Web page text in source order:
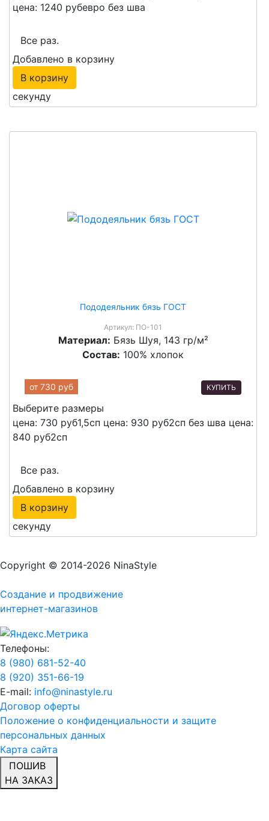
цена: 1240 рубевро без шва
Все раз.
Добавлено в корзину
В корзину
секунду
Пододеяльник бязь ГОСТ
Артикул: ПО-101
Материал: Бязь Шуя, 143 гр/м²
Состав: 100% хлопок
от 730 руб КУПИТЬ
Выберите размеры
цена: 730 руб1,5сп цена: 930 руб2сп без шва цена:
840 руб2сп
Все раз.
Добавлено в корзину
В корзину
секунду
Copyright © 2014-2026 NinaStyle
Создание и продвижение
интернет-магазинов
Телефоны:
8 (980) 681-52-40
8 (920) 351-66-19
E-mail: info@ninastyle.ru
Договор оферты
Положение о конфиденциальности и защите
персональных данных
Карта сайта
ПОШИВ
НА ЗАКАЗ